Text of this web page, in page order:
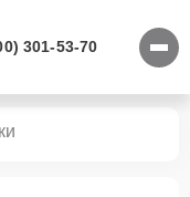
301-53-70